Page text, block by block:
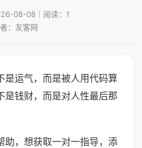
08-08｜阅读：1
：友客网
是运气，而是被人用代码算
是钱财，而是对人性最后那
助，想获取一对一指导，添